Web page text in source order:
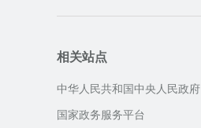
相关站点
中华人民共和国中央人民政府
国家政务服务平台